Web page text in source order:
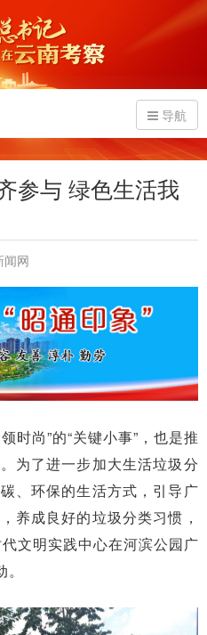
导航
参与 绿色生活我
闻网
时尚”的“关键小事”，也是推
为了进一步加大生活垃圾分
、环保的生活方式，引导广
养成良好的垃圾分类习惯，
文明实践中心在河滨公园广